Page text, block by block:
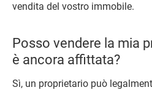
vendita del vostro immobile.
Posso vendere la mia
è ancora affittata?
Sì, un proprietario può